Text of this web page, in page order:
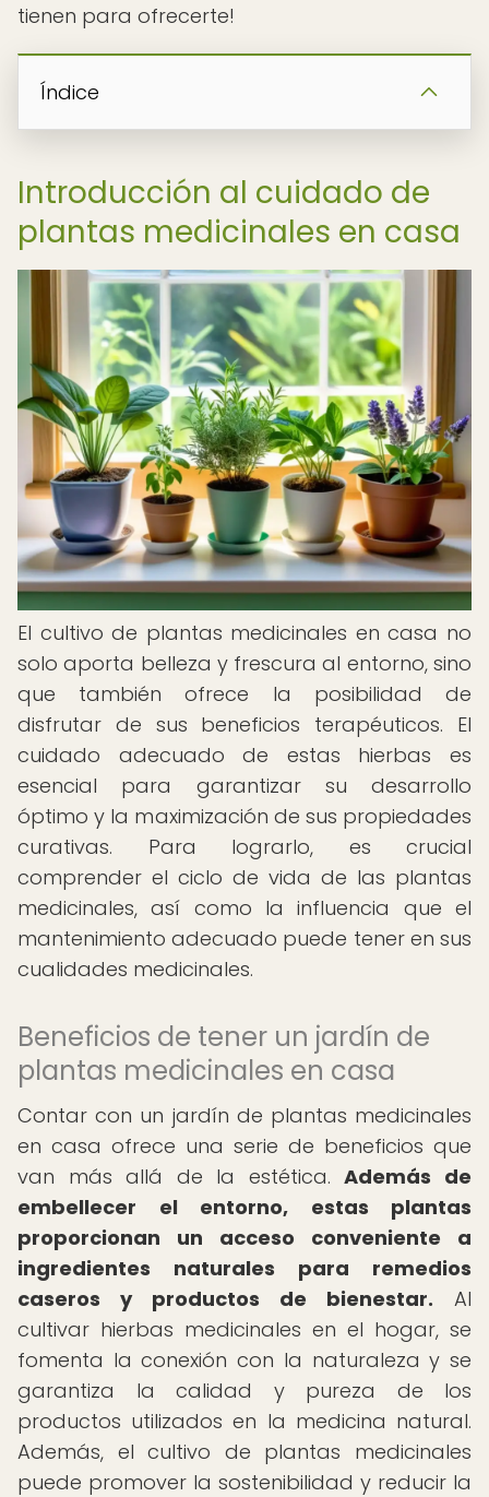
tienen para ofrecerte!
Índice
Introducción al cuidado de
plantas medicinales en casa
El cultivo de plantas medicinales en casa no
solo aporta belleza y frescura al entorno, sino
que también ofrece la posibilidad de
disfrutar de sus beneficios terapéuticos. El
cuidado adecuado de estas hierbas es
esencial para garantizar su desarrollo
óptimo y la maximización de sus propiedades
curativas. Para lograrlo, es crucial
comprender el ciclo de vida de las plantas
medicinales, así como la influencia que el
mantenimiento adecuado puede tener en sus
cualidades medicinales.
Beneficios de tener un jardín de
plantas medicinales en casa
Contar con un jardín de plantas medicinales
en casa ofrece una serie de beneficios que
van más allá de la estética.Además de
embellecer el entorno, estas plantas
proporcionan un acceso conveniente a
ingredientes naturales para remedios
caseros y productos de bienestar. Al
cultivar hierbas medicinales en el hogar, se
fomenta la conexión con la naturaleza y se
garantiza la calidad y pureza de los
productos utilizados en la medicina natural.
Además, el cultivo de plantas medicinales
puede promover la sostenibilidad y reducir la